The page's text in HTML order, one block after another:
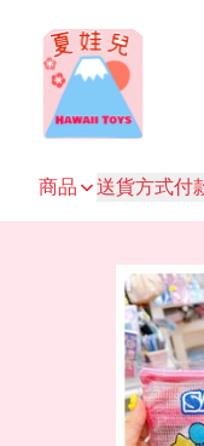
商品 送貨方式付